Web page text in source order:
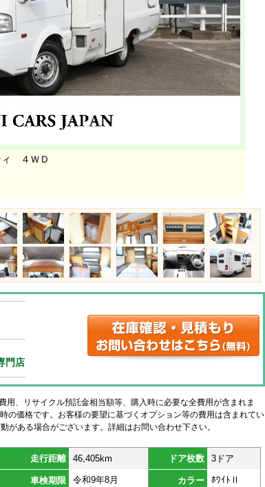
４ＷＤ
門店
、リサイクル預託金相当額等、購入時に必要な全費用が含まれま
価格です。お客様の要望に基づくオプション等の費用は含まれてい
ある場合がございます。詳細はお問い合わせ下さい。
走行距離 46,405km ドア枚数 3ドア
車検期限 令和9年8月 カラー ﾎﾜｲﾄⅡ